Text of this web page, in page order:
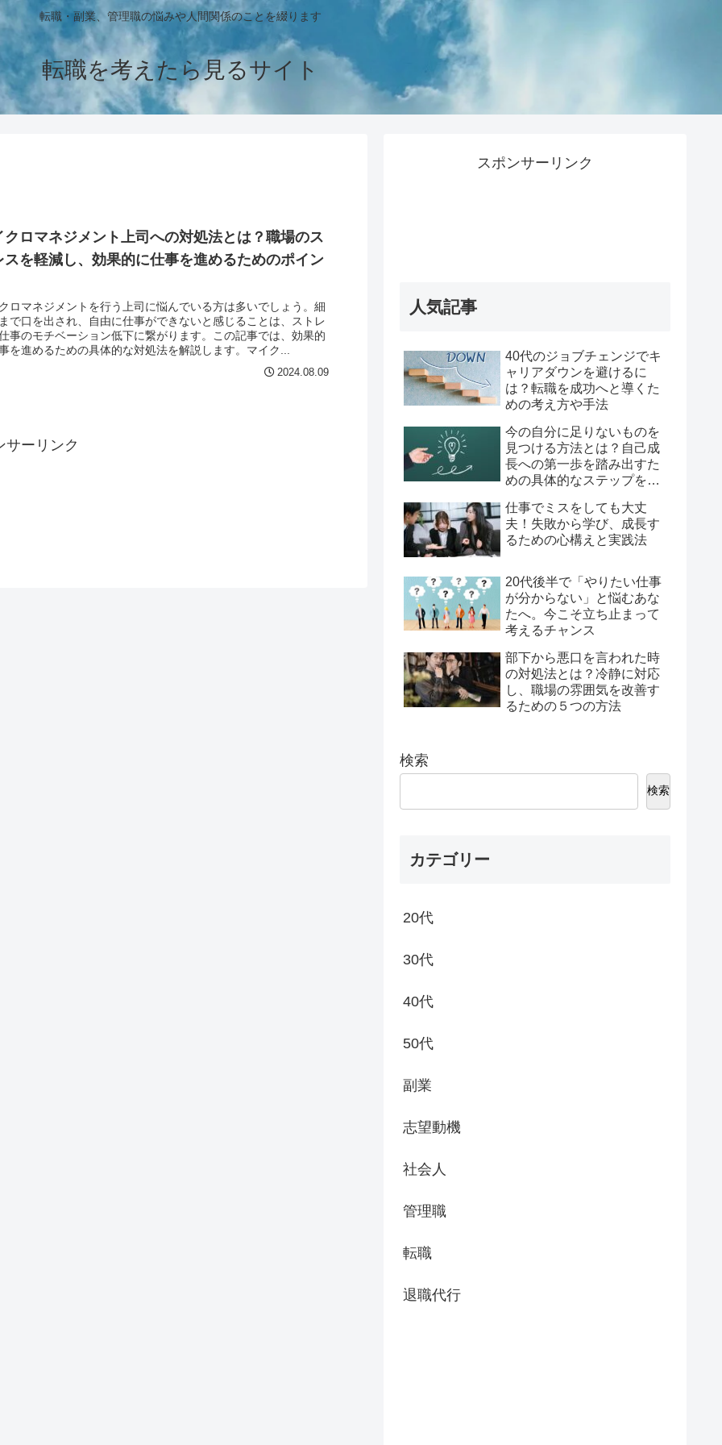
転職・副業、管理職の悩みや人間関係のことを綴ります
転職を考えたら見るサイト
クロマネジメント上司への対処法とは？職場のス
スを軽減し、効果的に仕事を進めるためのポイン
ロマネジメントを行う上司に悩んでいる方は多いでしょう。細
で口を出され、自由に仕事ができないと感じることは、ストレ
事のモチベーション低下に繋がります。この記事では、効果的
を進めるための具体的な対処法を解説します。マイク...
2024.08.09
サーリンク
スポンサーリンク
人気記事
40代のジョブチェンジでキ
ャリアダウンを避けるに
は？転職を成功へと導くた
めの考え方や手法
今の自分に足りないものを
見つける方法とは？自己成
長への第一歩を踏み出すた
めの具体的なステップを徹
仕事でミスをしても大丈
夫！失敗から学び、成長す
るための心構えと実践法
20代後半で「やりたい仕事
が分からない」と悩むあな
たへ。今こそ立ち止まって
考えるチャンス
部下から悪口を言われた時
の対処法とは？冷静に対応
し、職場の雰囲気を改善す
るための５つの方法
検索
検索
カテゴリー
20代
30代
40代
50代
副業
志望動機
社会人
管理職
転職
退職代行